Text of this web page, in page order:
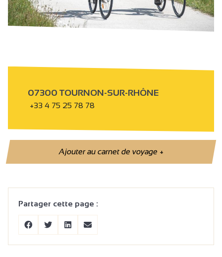
07300 TOURNON-SUR-RHÔNE
+33 4 75 25 78 78
Ajouter au carnet de voyage+
Partager cette page :